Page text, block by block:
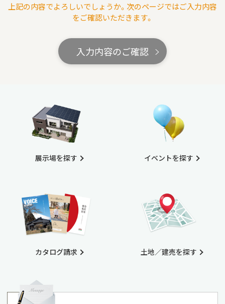
上記の内容でよろしいでしょうか。次のページではご入力内容
をご確認いただきます。
入力内容のご確認
展示場を探す
カタログ請求
イベントを探す
土地／建売を探す